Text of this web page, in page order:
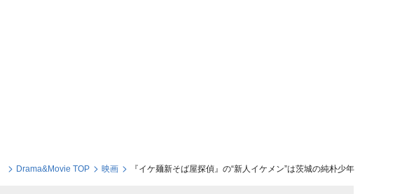
Drama&Movie TOP 映画 『イケ麺新そば屋探偵』の“新人イケメン”は茨城の純朴少年